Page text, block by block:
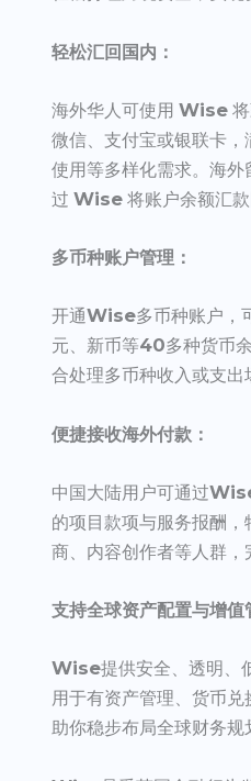
轻松汇回国内：
海外华人可使用Wise
微信、支付宝或银联卡，
使用等多样化需求。海外
过Wise 将账户余额汇款
多币种账户管理：
开通Wise多币种账户，
元、新币等40多种货币
合处理多币种收入或支出
便捷接收海外付款：
中国大陆用户可通过
的项目款项与服务报酬
商、内容创作者等人群，
支持全球资产配置与增值
Wise提供安全、透明、
用于有资产管理、货币兑
助你稳步布局全球财务规